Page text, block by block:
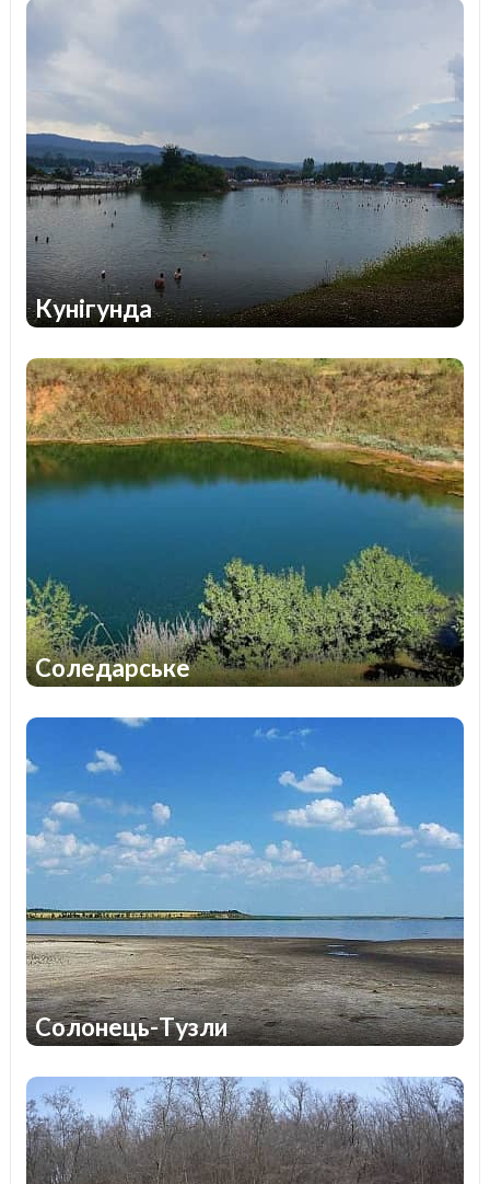
також яскраві фотосесії. Озера на західній Україні
можна познайомитися з неймовірними та дуже
красивими легендами, пов'язаними з виникненням
водойм. Ряд з них є ідеальним місцем, де вдасться
не лише викупатися, а й організувати риболовлю,
пляжний відпочинок, прогулянку човном,
катамараном, а також випробувати себе в
екстремальних видах спорту.
Кунігунда
2 1
Соледарське
1 1
Солонець-Тузли
1 1